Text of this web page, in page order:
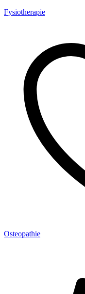
Fysiotherapie
Osteopathie